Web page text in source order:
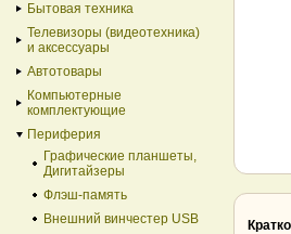
Бытовая техника
Телевизоры (видеотехника)
и аксессуары
Автотовары
Компьютерные
комплектующие
Периферия
Графические планшеты,
Дигитайзеры
Флэш-память
Внешний винчестер USB